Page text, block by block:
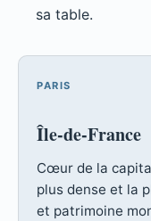
sa table.
PARIS
Île-de-France
Cœur de la
plus dense et la
et patrimoine